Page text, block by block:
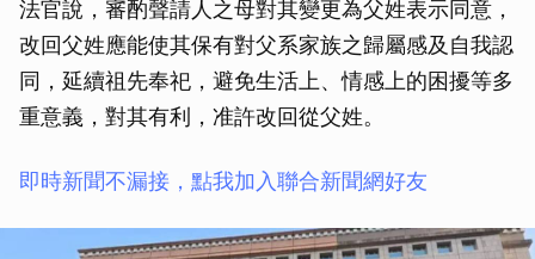
法官說，審酌聲請人之母對其變更為父姓表示同意，
改回父姓應能使其保有對父系家族之歸屬感及自我認
同，延續祖先奉祀，避免生活上、情感上的困擾等多
重意義，對其有利，准許改回從父姓。
即時新聞不漏接，點我加入聯合新聞網好友